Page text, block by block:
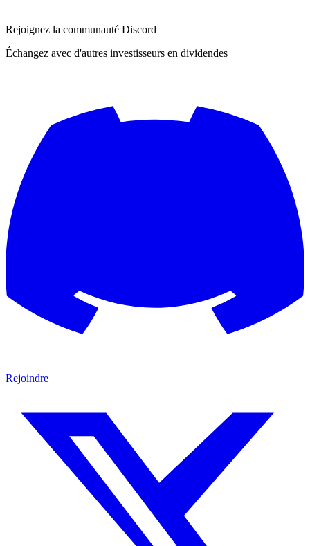
Rejoignez la communauté Discord
Échangez avec d'autres investisseurs en dividendes
Rejoindre